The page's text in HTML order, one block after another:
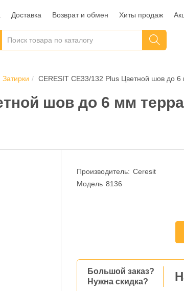
Доставка Возврат и обмен Хиты продаж
Затирки CERESIT CE33/132 Plus Цветной шов до 6
шов до 6 мм
Производитель: Ceresit
Модель 8136
Большой заказ?
Нужна скидка?